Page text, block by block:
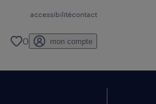
accessibilitécontact
0 mon compte